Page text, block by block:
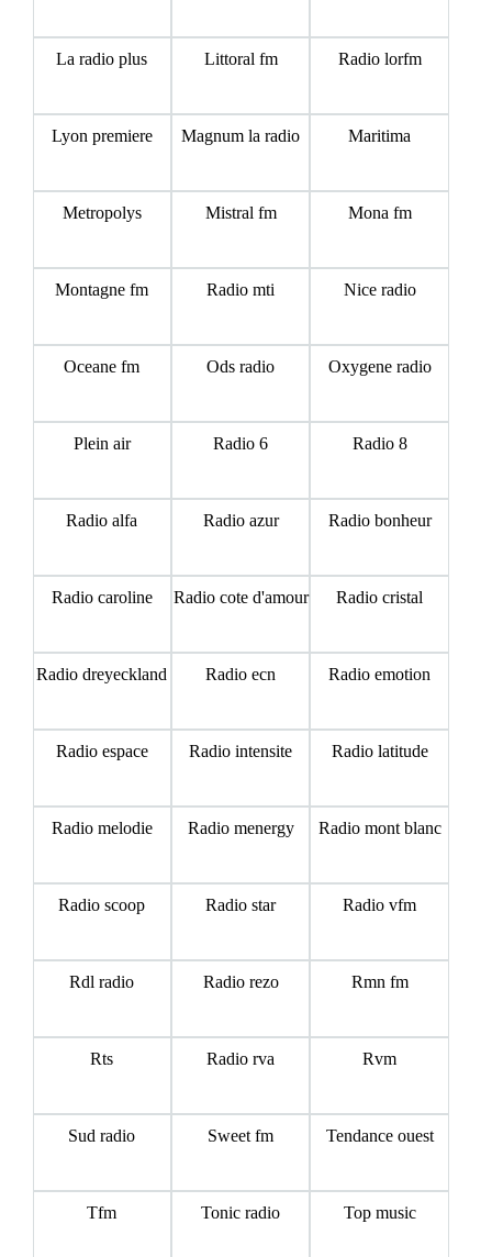
La radio plus Littoral fm Radio lorfm
Lyon premiere Magnum la radio Maritima
Metropolys Mistral fm Mona fm
Montagne fm Radio mti Nice radio
Oceane fm Ods radio Oxygene radio
Plein air Radio 6 Radio 8
Radio alfa Radio azur Radio bonheur
Radio caroline Radio cote d'amour Radio cristal
Radio dreyeckland Radio ecn Radio emotion
Radio espace Radio intensite Radio latitude
Radio melodie Radio menergy Radio mont blanc
Radio scoop Radio star Radio vfm
Rdl radio Radio rezo Rmn fm
Rts Radio rva Rvm
Sud radio Sweet fm Tendance ouest
Tfm Tonic radio Top music